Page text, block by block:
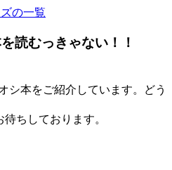
の一覧
読むっきゃない！！
シ本をご紹介しています。どう
ちしております。